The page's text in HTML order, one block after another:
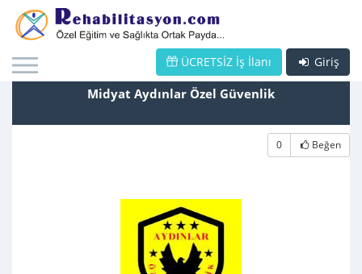
Giriş
ÜCRETSİZ İş İlanı
Midyat Aydınlar Özel Güvenlik
0 Beğen